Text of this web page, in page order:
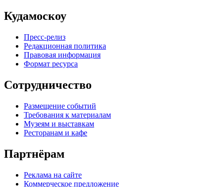
Кудамоскоу
Пресс-релиз
Редакционная политика
Правовая информация
Формат ресурса
Сотрудничество
Размещение событий
Требования к материалам
Музеям и выставкам
Ресторанам и кафе
Партнёрам
Реклама на сайте
Коммерческое предложение